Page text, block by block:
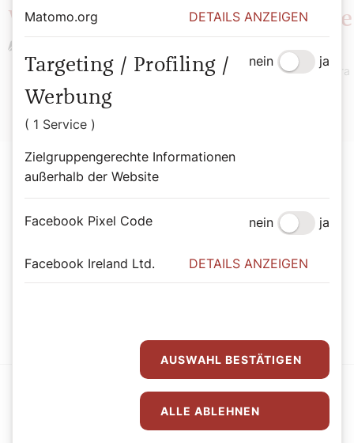
Wie spricht Gott?
Herz
Sandra
Der SONNTAG Abo
Mit dem SONNTAG den Sonntag genießen.
Matomo.org DETAILS ANZEIGEN
Targeting / Profiling /
Werbung
( 1 Service )
Zielgruppengerechte Informationen
außerhalb der Website
nein ja
Facebook Pixel Code nein ja
Facebook Ireland Ltd. DETAILS ANZEIGEN
AUSWAHL BESTÄTIGEN
ALLE ABLEHNEN